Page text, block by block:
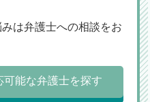
は弁護士への相談をお
能な弁護士を探す